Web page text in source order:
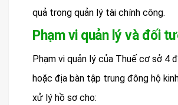
quả trong quản lý tài chính công.
Phạm vi quản lý và đối
Phạm vi quản lý của Thuế cơ sở 4
hoặc địa bàn tập trung đông hộ
xử lý hồ sơ cho: